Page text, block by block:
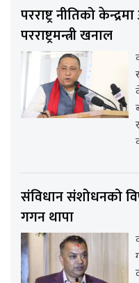
परराष्ट्र नीतिको
परराष्ट्रमन्त्री खनाल
संविधान संशोधनको
गगन थापा